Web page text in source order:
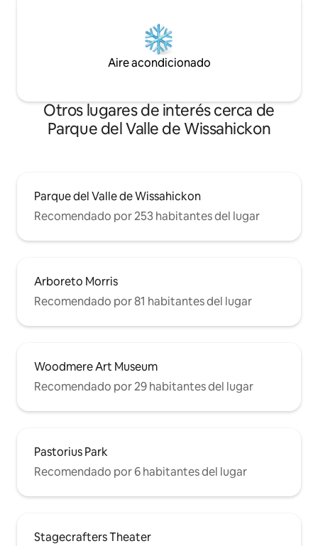
Aire acondicionado
Otros lugares de interés cerca de
Parque del Valle de Wissahickon
Parque del Valle de Wissahickon
Recomendado por 253 habitantes del lugar
Arboreto Morris
Recomendado por 81 habitantes del lugar
Woodmere Art Museum
Recomendado por 29 habitantes del lugar
Pastorius Park
Recomendado por 6 habitantes del lugar
Stagecrafters Theater